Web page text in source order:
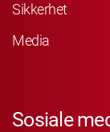
Sikkerhet
Media
Sosiale